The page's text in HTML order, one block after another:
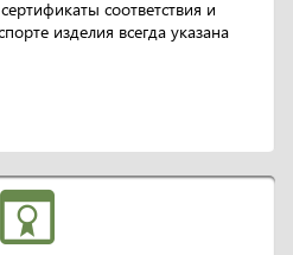
соответствия и
изделия всегда указана